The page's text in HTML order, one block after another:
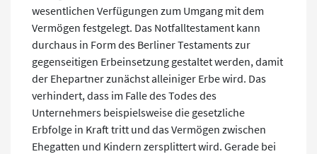
wesentlichen Verfügungen zum Umgang mit dem
Vermögen festgelegt. Das Notfalltestament kann
durchaus in Form des Berliner Testaments zur
gegenseitigen Erbeinsetzung gestaltet werden, damit
der Ehepartner zunächst alleiniger Erbe wird. Das
verhindert, dass im Falle des Todes des
Unternehmers beispielsweise die gesetzliche
Erbfolge in Kraft tritt und das Vermögen zwischen
Ehegatten und Kindern zersplittert wird. Gerade bei